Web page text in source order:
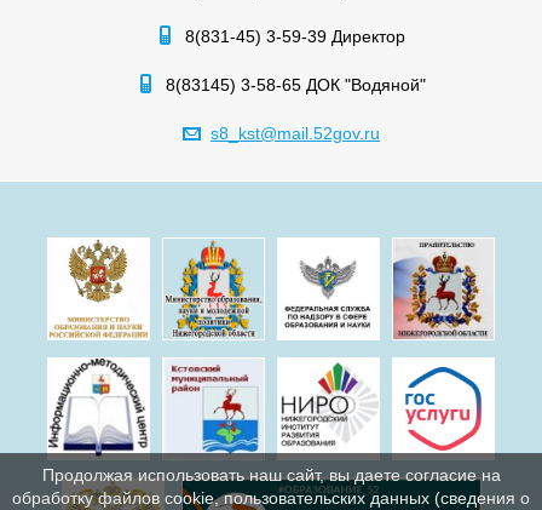
8(831-45) 3-59-39 Директор
8(83145) 3-58-65 ДОК "Водяной"
s8_kst@mail.52gov.ru
Продолжая использовать наш сайт, вы даете согласие на
обработку файлов cookie, пользовательских данных (сведения о